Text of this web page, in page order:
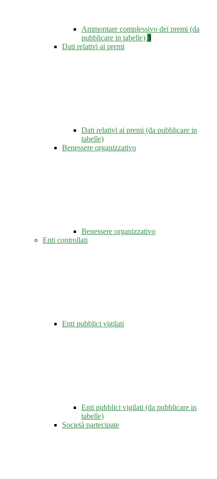
Ammontare complessivo dei premi (da
pubblicare in tabelle) 3
Dati relativi ai premi
Dati relativi ai premi (da pubblicare in
tabelle)
Benessere organizzativo
Benessere organizzativo
Enti controllati
Enti pubblici vigilati
Enti pubblici vigilati (da pubblicare in
tabelle)
Società partecipate